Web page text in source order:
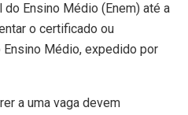
Ensino Médio (Enem) até a
o certificado ou
Médio, expedido por
a uma vaga devem